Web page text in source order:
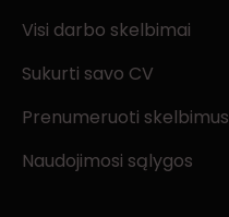
Visi darbo skelbimai
Sukurti savo CV
Prenumeruoti skelbimus
Naudojimosi sąlygos